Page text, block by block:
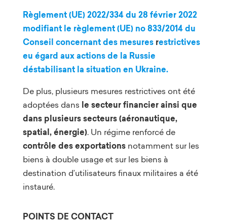
Règlement (UE) 2022/334 du 28 février 2022
modifiant le règlement (UE) no 833/2014 du
Conseil concernant des mesures restrictives
eu égard aux actions de la Russie
déstabilisant la situation en Ukraine.
De plus, plusieurs mesures restrictives ont été
adoptées dans le secteur financier ainsi que
dans plusieurs secteurs (aéronautique,
spatial, énergie). Un régime renforcé de
contrôle des exportationsnotamment sur les
biens à double usage et sur les biens à
destination d’utilisateurs finaux militaires a été
instauré.
POINTS DE CONTACT